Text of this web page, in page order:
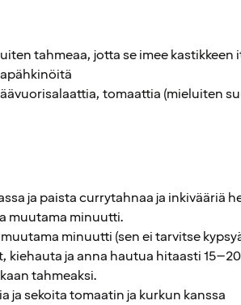
tahmeaa, jotta se imee kastikkeen
tomaattia (mieluiten
ja paista currytahnaa ja inkivääriä
muutama minuutti.
minuutti (sen ei tarvitse
kiehauta ja anna hautua hitaasti
tahmeaksi.
ja sekoita tomaatin ja kurkun kanssa